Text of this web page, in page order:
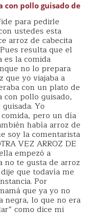
con pollo guisado de
para pedirle
ustedes esta
arroz de cabecita
resulta que el
es la comida
no lo prepara
que yo viajaba a
con un plato de
con pollo guisado,
Yo
pero un día
había arroz de
soy la comentarista
VEZ ARROZ DE
empezó a
no te gusta de arroz
que todavía me
Por
que ya yo no
negra, lo que no era
como dice mi